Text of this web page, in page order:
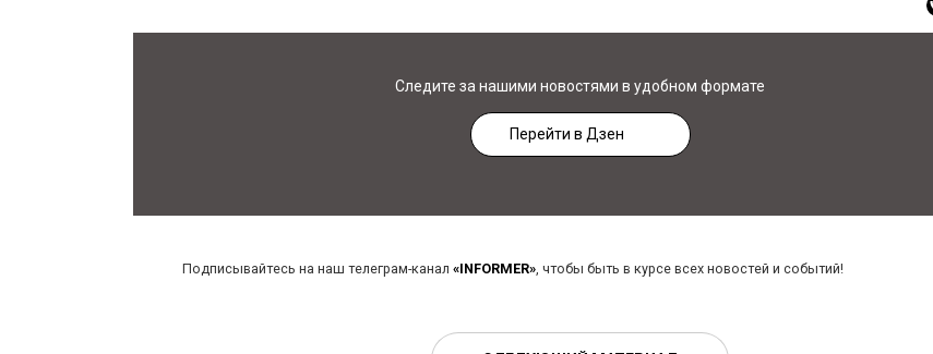
Следите за нашими новостями в удобном формате
Перейти в Дзен
Подписывайтесь на наш телеграм-канал «INFORMER», чтобы быть в курсе всех новостей и событий!